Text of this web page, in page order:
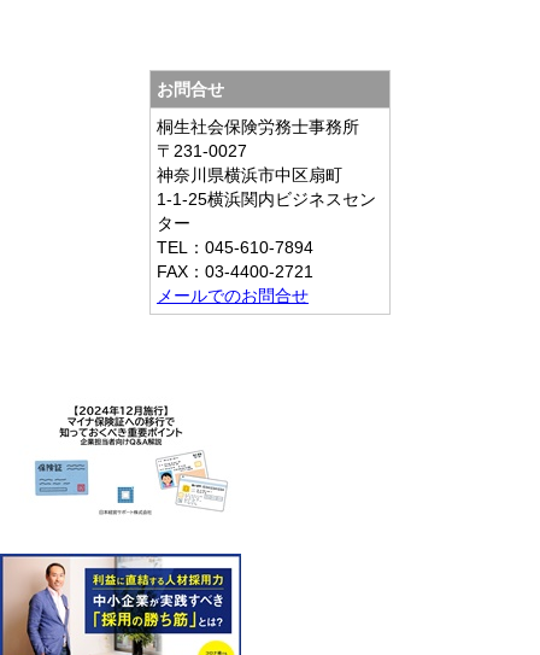
お問合せ
桐生社会保険労務士事務所
〒231-0027
神奈川県横浜市中区扇町
1-1-25横浜関内ビジネスセン
ター
TEL：045-610-7894
FAX：03-4400-2721
メールでのお問合せ